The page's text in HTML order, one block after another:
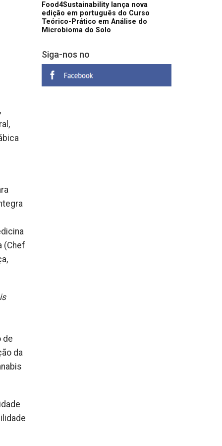
(Chef
de
da
Food4Sustainability lança nova
edição em português do Curso
Teórico-Prático em Análise do
Microbioma do Solo
Siga-nos no